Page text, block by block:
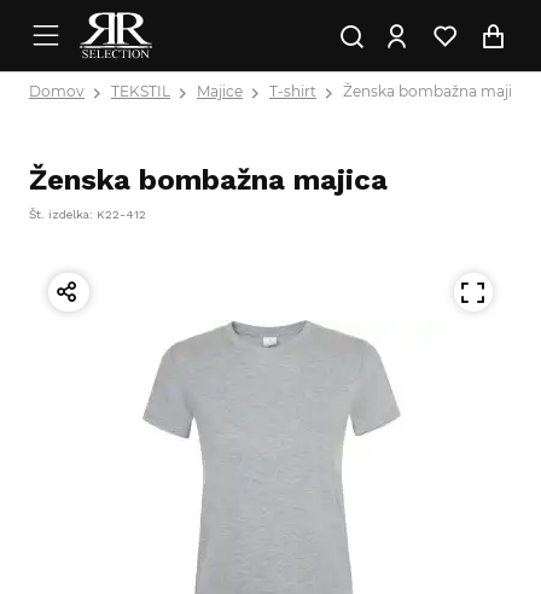
Domov TEKSTIL Majice T-shirt Ženska bombažna majica
Ženska bombažna majica
Št. izdelka: K22-412